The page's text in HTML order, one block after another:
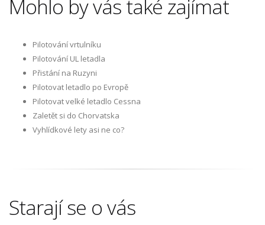
Mohlo by vás také zajímat
Pilotování vrtulníku
Pilotování UL letadla
Přistání na Ruzyni
Pilotovat letadlo po Evropě
Pilotovat velké letadlo Cessna
Zaletět si do Chorvatska
Vyhlídkové lety asi ne co?
Starají se o vás